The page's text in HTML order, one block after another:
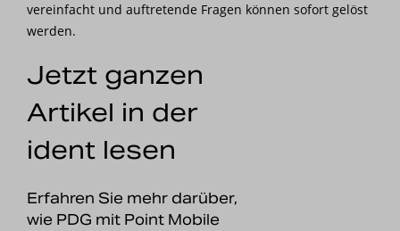
vereinfacht und auftretende Fragen können sofort gelöst
werden.
Jetzt ganzen
Artikel in der
ident lesen
Erfahren Sie mehr darüber,
wie PDG mit Point Mobile